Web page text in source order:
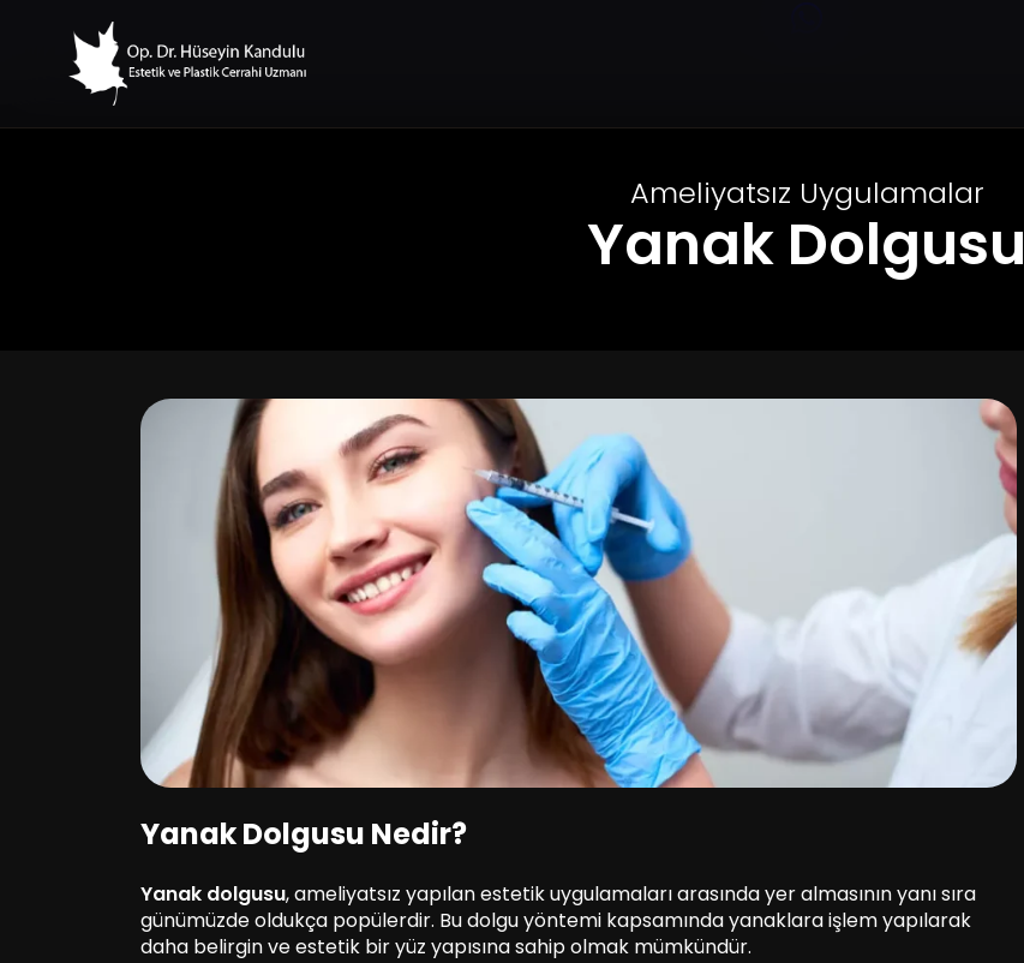
Ameliyatsız Uygulamalar
Yanak Dolgusu
Yanak Dolgusu Nedir?
Yanak dolgusu, ameliyatsız yapılan estetik uygulamaları arasında yer almasının yanı sıra
günümüzde oldukça popülerdir. Bu dolgu yöntemi kapsamında yanaklara işlem yapılarak
daha belirgin ve estetik bir yüz yapısına sahip olmak mümkündür.